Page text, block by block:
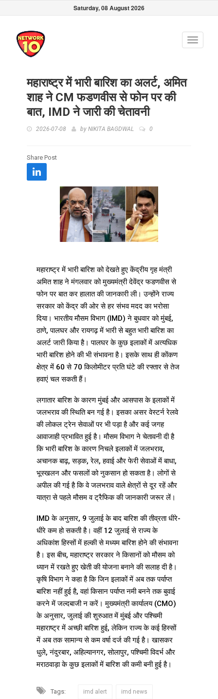
Saturday, 08 August 2026
Toggle
महाराष्ट्र में भारी बारिश का अलर्ट, अमित
शाह ने CM फडणवीस से फोन पर की
बात, IMD ने जारी की चेतावनी
2026-07-08 by NIKITA BAGDWAL 0
Share Post
महाराष्ट्र में भारी बारिश को देखते हुए केंद्रीय गृह मंत्री
अमित शाह ने मंगलवार को मुख्यमंत्री देवेंद्र फडणवीस से
फोन पर बात कर हालात की जानकारी ली। उन्होंने राज्य
सरकार को केंद्र की ओर से हर संभव मदद का भरोसा
दिया। भारतीय मौसम विभाग (IMD) ने बुधवार को मुंबई,
ठाणे, पालघर और रायगढ़ में भारी से बहुत भारी बारिश का
अलर्ट जारी किया है। पालघर के कुछ इलाकों में अत्यधिक
भारी बारिश होने की भी संभावना है। इसके साथ ही कोंकण
क्षेत्र में 60 से 70 किलोमीटर प्रति घंटे की रफ्तार से तेज
हवाएं चल सकती हैं।
लगातार बारिश के कारण मुंबई और आसपास के इलाकों में
जलभराव की स्थिति बन गई है। इसका असर वेस्टर्न रेलवे
की लोकल ट्रेन सेवाओं पर भी पड़ा है और कई जगह
आवाजाही प्रभावित हुई है। मौसम विभाग ने चेतावनी दी है
कि भारी बारिश के कारण निचले इलाकों में जलभराव,
अचानक बाढ़, सड़क, रेल, हवाई और फेरी सेवाओं में बाधा,
भूस्खलन और फसलों को नुकसान हो सकता है। लोगों से
अपील की गई है कि वे जलभराव वाले क्षेत्रों से दूर रहें और
यात्रा से पहले मौसम व ट्रैफिक की जानकारी जरूर लें।
IMD के अनुसार, 9 जुलाई के बाद बारिश की तीव्रता धीरे-
धीरे कम हो सकती है। वहीं 12 जुलाई से राज्य के
अधिकांश हिस्सों में हल्की से मध्यम बारिश होने की संभावना
है। इस बीच, महाराष्ट्र सरकार ने किसानों को मौसम को
ध्यान में रखते हुए खेती की योजना बनाने की सलाह दी है।
कृषि विभाग ने कहा है कि जिन इलाकों में अब तक पर्याप्त
बारिश नहीं हुई है, वहां किसान पर्याप्त नमी बनने तक बुवाई
करने में जल्दबाजी न करें। मुख्यमंत्री कार्यालय (CMO)
के अनुसार, जुलाई की शुरुआत में मुंबई और पश्चिमी
महाराष्ट्र में अच्छी बारिश हुई, लेकिन राज्य के कई हिस्सों
में अब तक सामान्य से कम वर्षा दर्ज की गई है। खासकर
धुले, नंदुरबार, अहिल्यानगर, सोलापुर, पश्चिमी विदर्भ और
मराठवाड़ा के कुछ इलाकों में बारिश की कमी बनी हुई है।
Tags: imd alert imd news